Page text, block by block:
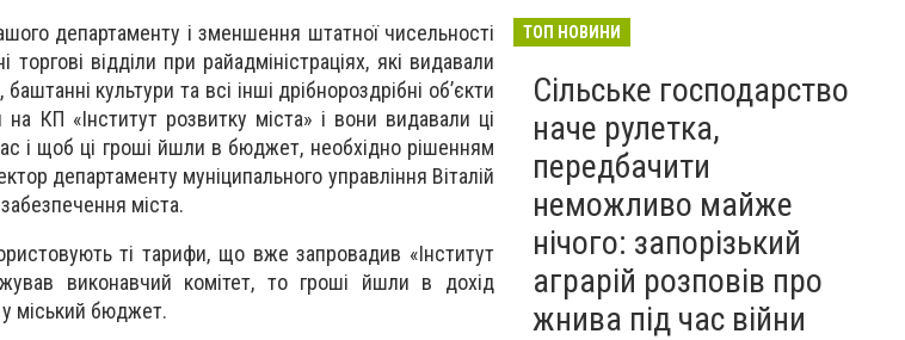
департаменту і зменшення штатної чисельності
торгові відділи при райадміністраціях, які видавали
культури та всі інші дрібнороздрібні об’єкти
КП «Інститут розвитку міста» і вони видавали ці
і щоб ці гроші йшли в бюджет, необхідно рішенням
департаменту муніципального управління Віталій
міста.
ті тарифи, що вже запровадив «Інститут
виконавчий комітет, то гроші йшли в дохід
у міський бюджет.
ТОП НОВИНИ
Сільське господарство
наче рулетка,
передбачити
неможливо майже
нічого: запорізький
аграрій розповів про
жнива під час війни